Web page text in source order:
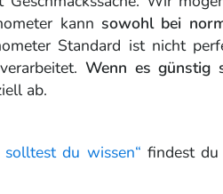
kann sowohl bei
Standard ist nicht
Wenn es günstig
ab.
du wissen“ findest